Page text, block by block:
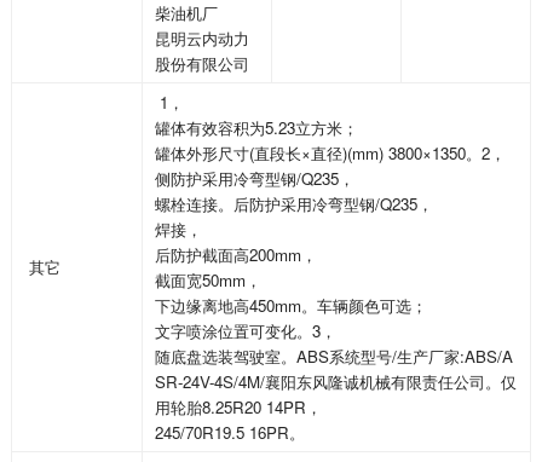
柴油机厂
昆明云内动力
股份有限公司
其它
1 ，
罐体有效容积为5.23立方米；
罐体外形尺寸(直段长×直径)(mm) 3800×1350。 2，
侧防护采用冷弯型钢/Q235，
螺栓连接。后防护采用冷弯型钢/Q235，
焊接，
后防护截面高200mm ，
截面宽50mm ，
下边缘离地高450mm。车辆颜色可选；
文字喷涂位置可变化。 3，
随底盘选装驾驶室。 ABS系统型号/生产厂家:ABS/A
SR-24V-4S/4M/襄阳东风隆诚机械有限责任公司。仅
用轮胎8.25R20 14PR ，
245/70R19.5 16PR。